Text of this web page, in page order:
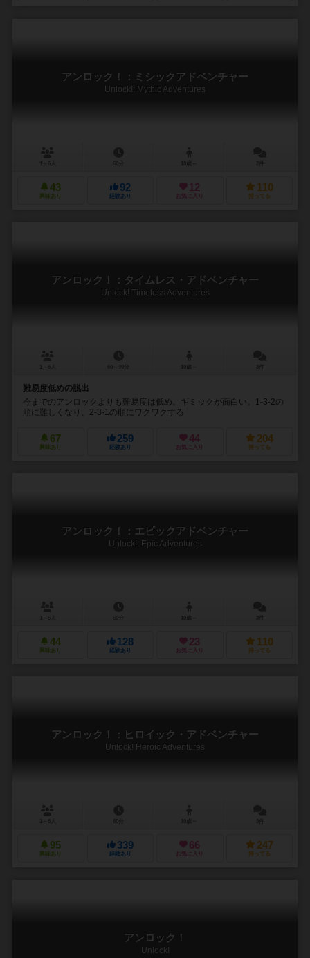
アンロック！：ミシックアドベンチャー
Unlock!: Mythic Adventures
43
興味あり
92
経験あり
12
お気に入り
110
持ってる
アンロック！：タイムレス・アドベンチャー
Unlock! Timeless Adventures
難易度低めの脱出
今までのアンロックよりも難易度は低め。ギミックが面白い。1-3-2の
順に難しくなり、2-3-1の順にワクワクする
67
興味あり
259
経験あり
44
お気に入り
204
持ってる
アンロック！：エピックアドベンチャー
Unlock!: Epic Adventures
44
興味あり
128
経験あり
23
お気に入り
110
持ってる
アンロック！：ヒロイック・アドベンチャー
Unlock! Heroic Adventures
95
興味あり
339
経験あり
66
お気に入り
247
持ってる
アンロック！
Unlock!